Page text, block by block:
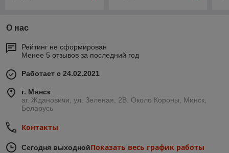
О нас
Рейтинг не сформирован
Менее 5 отзывов за последний год
Работает с 24.02.2021
г. Минск
аг. Ждановичи, ул. Зеленая, 2В. Около Короны, Минск,
Беларусь
Контакты
Сегодня выходнойПоказать весь график работы